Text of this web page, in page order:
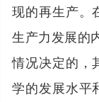
现的再生产。
生产力发展的
情况决定的，
学的发展水平